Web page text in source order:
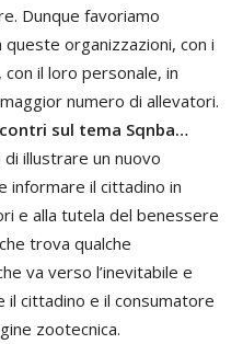
Dunque favoriamo
queste organizzazioni, con i
il loro personale, in
numero di allevatori.
sul tema Sqnba…
di illustrare un nuovo
informare il cittadino in
e alla tutela del benessere
trova qualche
va verso l’inevitabile e
il cittadino e il consumatore
zootecnica.